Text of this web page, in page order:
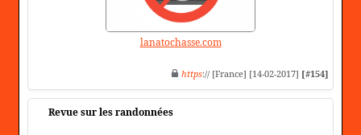
lanatochasse.com
https:// [France] [14-02-2017] [#154]
Revue sur les randonnées